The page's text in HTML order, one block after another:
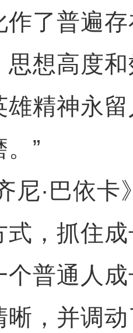
作了普遍
思想高度
雄精神永
”
·巴依卡
式，抓住
个普通人
晰，并调